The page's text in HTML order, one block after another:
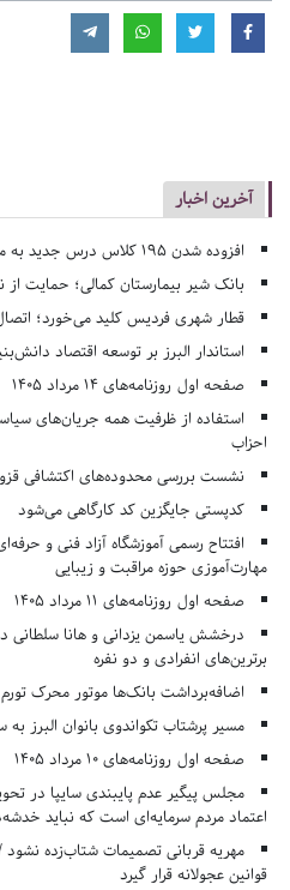
آخرین اخبار
افزوده شدن ۱۹۵ کلاس درس جدید به مدارس البرز
بانک شیر بیمارستان کمالی؛ حمایت از
قطار شهری فردیس کلید می‌خورد؛
استاندار البرز بر توسعه اقتصاد
صفحه اول روزنامه‌های 14 مرداد 1405
استفاده از ظرفیت همه جریان‌های
احزاب
نشست بررسی محدوده‌های اکتشافی
کدپستی جایگزین کد کارگاهی می‌شود
افتتاح رسمی آموزشگاه آزاد فنی و
مهارت‌آموزی حوزه مراقبت و زیبایی
صفحه اول روزنامه‌های 11 مرداد 1405
درخشش یاسمن یزدانی و هانا سلطانی
برترین‌های انفرادی و دو نفره
اضافه‌برداشت بانک‌ها موتور محرک
مسیر پرشتاب تکواندوی بانوان البرز
صفحه اول روزنامه‌های 10 مرداد 1405
مجلس پیگیر عدم پایبندی سایپا در
اعتماد مردم سرمایه‌ای است که نباید
مهریه قربانی تصمیمات شتاب‌زده
قوانین عجولانه قرار گیرد